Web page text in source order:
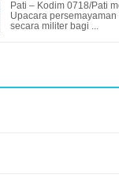
Pati – Kodim 0718/Pati
Upacara
secara militer bagi ...